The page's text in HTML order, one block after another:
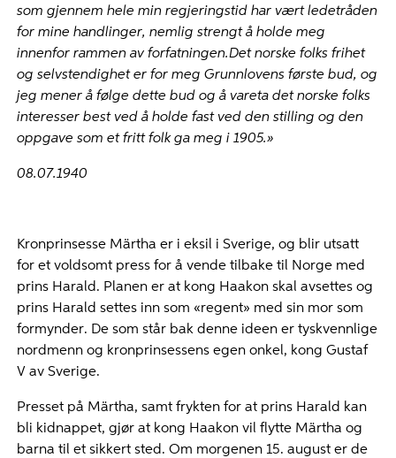
som gjennem hele min regjeringstid har vært ledetråden
for mine handlinger, nemlig strengt å holde meg
innenfor rammen av forfatningen.Det norske folks frihet
og selvstendighet er for meg Grunnlovens første bud, og
jeg mener å følge dette bud og å vareta det norske folks
interesser best ved å holde fast ved den stilling og den
oppgave som et fritt folk ga meg i 1905.»
08.07.1940
Kronprinsesse Märtha er i eksil i Sverige, og blir utsatt
for et voldsomt press for å vende tilbake til Norge med
prins Harald. Planen er at kong Haakon skal avsettes og
prins Harald settes inn som «regent» med sin mor som
formynder. De som står bak denne ideen er tyskvennlige
nordmenn og kronprinsessens egen onkel, kong Gustaf
V av Sverige.
Presset på Märtha, samt frykten for at prins Harald kan
bli kidnappet, gjør at kong Haakon vil flytte Märtha og
barna til et sikkert sted. Om morgenen 15. august er de